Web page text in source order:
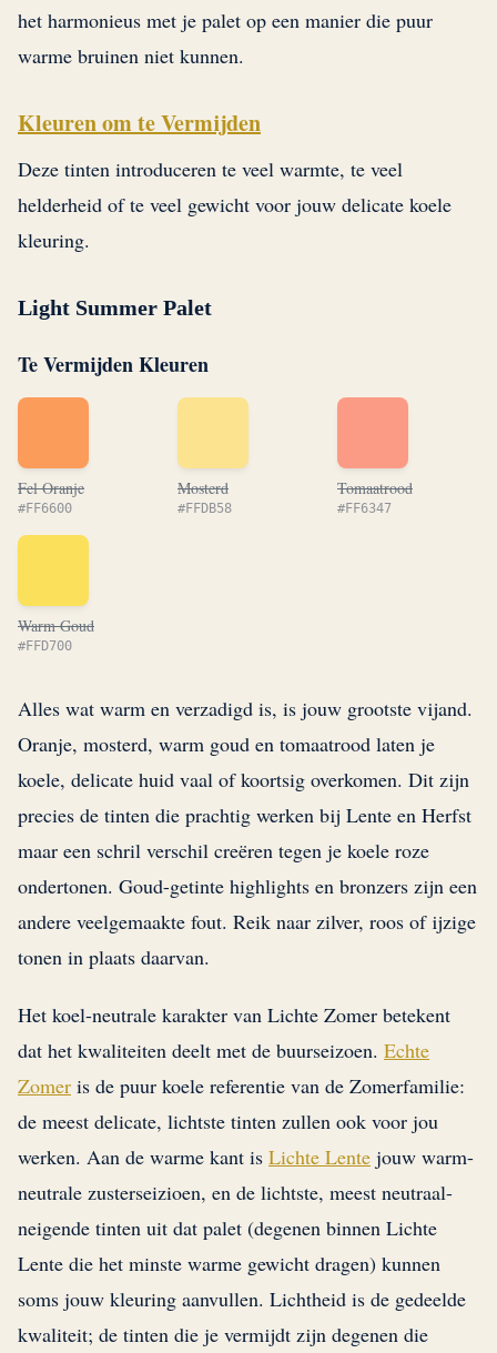
het harmonieus met je palet op een manier die puur
warme bruinen niet kunnen.
Kleuren om te Vermijden
Deze tinten introduceren te veel warmte, te veel
helderheid of te veel gewicht voor jouw delicate koele
kleuring.
Light Summer Palet
Te Vermijden Kleuren
Fel Oranje
#FF6600
Mosterd
#FFDB58
Tomaatrood
#FF6347
Warm Goud
#FFD700
Alles wat warm en verzadigd is, is jouw grootste vijand.
Oranje, mosterd, warm goud en tomaatrood laten je
koele, delicate huid vaal of koortsig overkomen. Dit zijn
precies de tinten die prachtig werken bij Lente en Herfst
maar een schril verschil creëren tegen je koele roze
ondertonen. Goud-getinte highlights en bronzers zijn een
andere veelgemaakte fout. Reik naar zilver, roos of ijzige
tonen in plaats daarvan.
Het koel-neutrale karakter van Lichte Zomer betekent
dat het kwaliteiten deelt met de buurseizoen. Echte
Zomer is de puur koele referentie van de Zomerfamilie:
de meest delicate, lichtste tinten zullen ook voor jou
werken. Aan de warme kant is Lichte Lente jouw warm-
neutrale zusterseizioen, en de lichtste, meest neutraal-
neigende tinten uit dat palet (degenen binnen Lichte
Lente die het minste warme gewicht dragen) kunnen
soms jouw kleuring aanvullen. Lichtheid is de gedeelde
kwaliteit; de tinten die je vermijdt zijn degenen die